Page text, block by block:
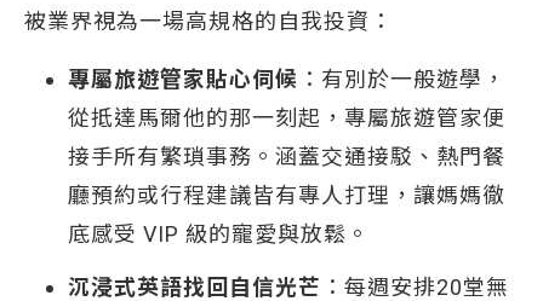
被業界視為一場高規格的自我投資：
專屬旅遊管家貼心伺候 ：有別於一般遊學，
從抵達馬爾他的那一刻起，專屬旅遊管家便
接手所有繁瑣事務。涵蓋交通接駁、熱門餐
廳預約或行程建議皆有專人打理，讓媽媽徹
底感受 VIP 級的寵愛與放鬆。
沉浸式英語找回自信光芒 ：每週安排20堂無